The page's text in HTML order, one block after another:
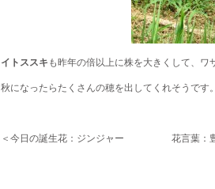
イトススキ も昨年の倍以上に株を大きくして、ワ
秋になったらたくさんの穂を出してくれそうです。
＜今日の誕生花：ジンジャー 花言葉：豊